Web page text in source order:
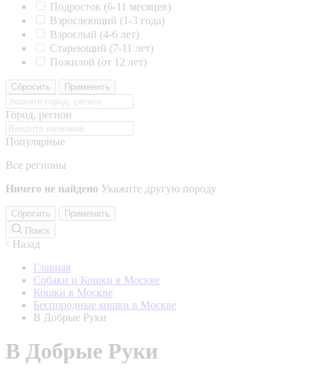
Подросток (6-11 месяцев)
Взрослеющий (1-3 года)
Взрослый (4-6 лет)
Стареющий (7-11 лет)
Пожилой (от 12 лет)
Сбросить Применить
Город, регион
Популярные
Все регионы
Ничего не найдено Укажите другую породу
Сбросить
Применить
Поиск
Назад
Главная
Собаки и Кошки в Москве
Кошки в Москве
Беспородные кошки в Москве
В Добрые Руки
В Добрые Руки